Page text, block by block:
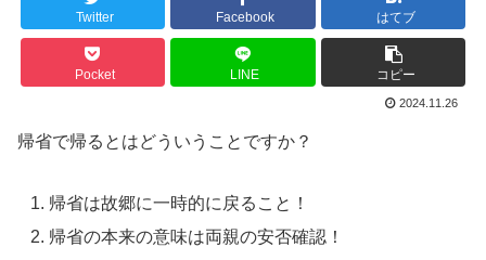
Twitter Facebook はてブ
Pocket LINE コピー
2024.11.26
帰省で帰るとはどういうことですか？
帰省は故郷に一時的に戻ること！
帰省の本来の意味は両親の安否確認！